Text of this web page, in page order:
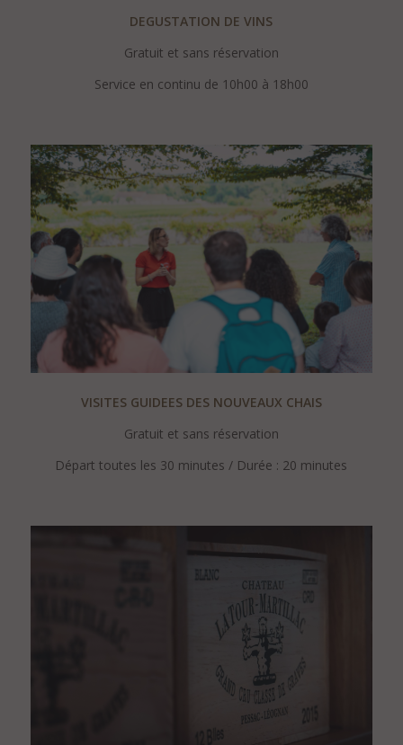
DEGUSTATION DE VINS
Gratuit et sans réservation
Service en continu de 10h00 à 18h00
VISITES GUIDEES DES NOUVEAUX CHAIS
Gratuit et sans réservation
Départ toutes les 30 minutes / Durée : 20 minutes